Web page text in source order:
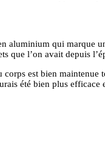
aluminium qui marque
que l’on avait depuis
est bien
été bien plus